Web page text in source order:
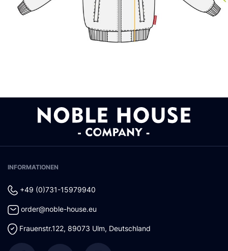
INFORMATIONEN
+49 (0)731-15979940
order@noble-house.eu
Frauenstr.122, 89073 Ulm, Deutschland